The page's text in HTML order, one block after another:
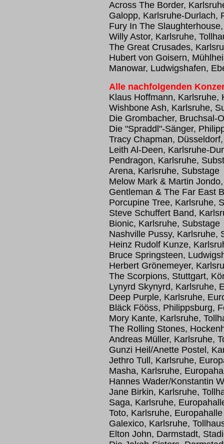
Across The Border,
Galopp, Karlsruhe-Durlach,
Fury In The
Willy Astor, Karlsruhe,
The Great Crusades,
Hubert von Goisern,
Manowar, Ludwigshafen,
Alle nachfolgenden
Klaus Hoffmann, Karlsruhe,
Wishbone Ash, Karlsruhe,
Die Grombacher, Bruchsal-
Die "Spraddl"-Sänger,
Tracy Chapman,
Leith Al-Deen, Karlsruhe-
Pendragon, Karlsruhe,
Arena, Karlsruhe, Substage
Melow Mark & Martin
Gentleman & The Far East
Porcupine Tree, Karlsruhe,
Steve Schuffert Band,
Bionic, Karlsruhe, Substage
Nashville Pussy, Karlsruhe,
Heinz Rudolf Kunze,
Bruce Springsteen,
Herbert Grönemeyer,
The Scorpions, Stuttgart,
Lynyrd Skynyrd, Karlsruhe,
Deep Purple, Karlsruhe,
Bläck Fööss, Philippsburg,
Mory Kante, Karlsruhe,
The Rolling Stones,
Andreas Müller, Karlsruhe,
Gunzi Heil/Anette Postel,
Jethro Tull, Karlsruhe,
Masha, Karlsruhe,
Hannes Wader/Konstantin
Jane Birkin, Karlsruhe,
Saga, Karlsruhe,
Toto, Karlsruhe,
Galexico, Karlsruhe,
Elton John, Darmstadt,